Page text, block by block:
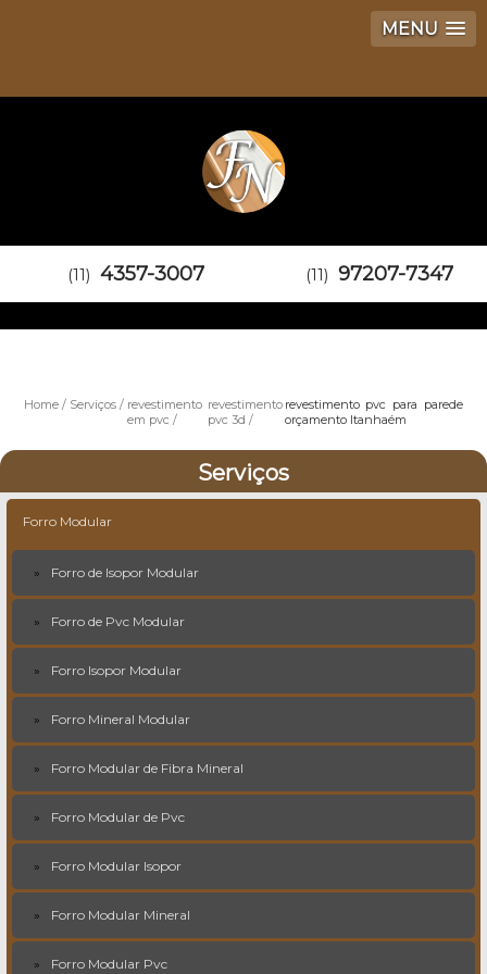
MENU
(11) 4357-3007 (11) 97207-7347
Home Serviços
revestimento
em pvc
revestimento
pvc 3d
revestimento pvc para parede
orçamento Itanhaém
Serviços
Forro Modular
Forro de Isopor Modular
Forro de Pvc Modular
Forro Isopor Modular
Forro Mineral Modular
Forro Modular de Fibra Mineral
Forro Modular de Pvc
Forro Modular Isopor
Forro Modular Mineral
Forro Modular Pvc